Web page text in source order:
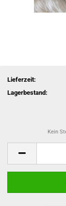
Lieferzeit:
Lagerbestand:
Kein